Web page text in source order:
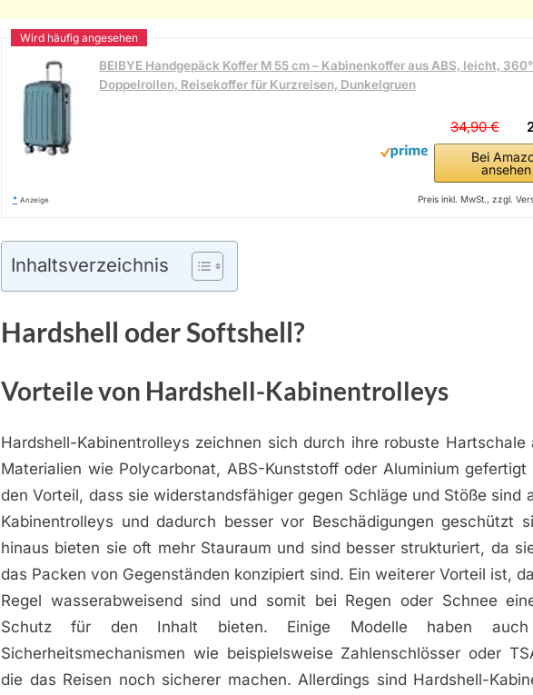
BEIBYE Handgepäck Koffer M 55 cm – Kabinenkoffer aus ABS, leicht, 360°
Doppelrollen, Reisekoffer für Kurzreisen, Dunkelgruen
34,90 €
Bei
ansehen
* Anzeige Preis inkl. MwSt., zzgl.
Inhaltsverzeichnis
Hardshell oder Softshell?
Vorteile von Hardshell-Kabinentrolleys
Hardshell-Kabinentrolleys zeichnen sich durch ihre robuste Hartschale
Materialien wie Polycarbonat, ABS-Kunststoff oder Aluminium
den Vorteil, dass sie widerstandsfähiger gegen Schläge und Stöße sind
Kabinentrolleys und dadurch besser vor Beschädigungen geschützt
hinaus bieten sie oft mehr Stauraum und sind besser strukturiert, da
das Packen von Gegenständen konzipiert sind. Ein weiterer Vorteil ist,
Regel wasserabweisend sind und somit bei Regen oder Schnee
Schutz für den Inhalt bieten. Einige Modelle haben auch
Sicherheitsmechanismen wie beispielsweise Zahlenschlösser oder
die das Reisen noch sicherer machen. Allerdings sind Hardshell-